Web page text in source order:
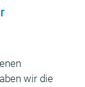
wir die